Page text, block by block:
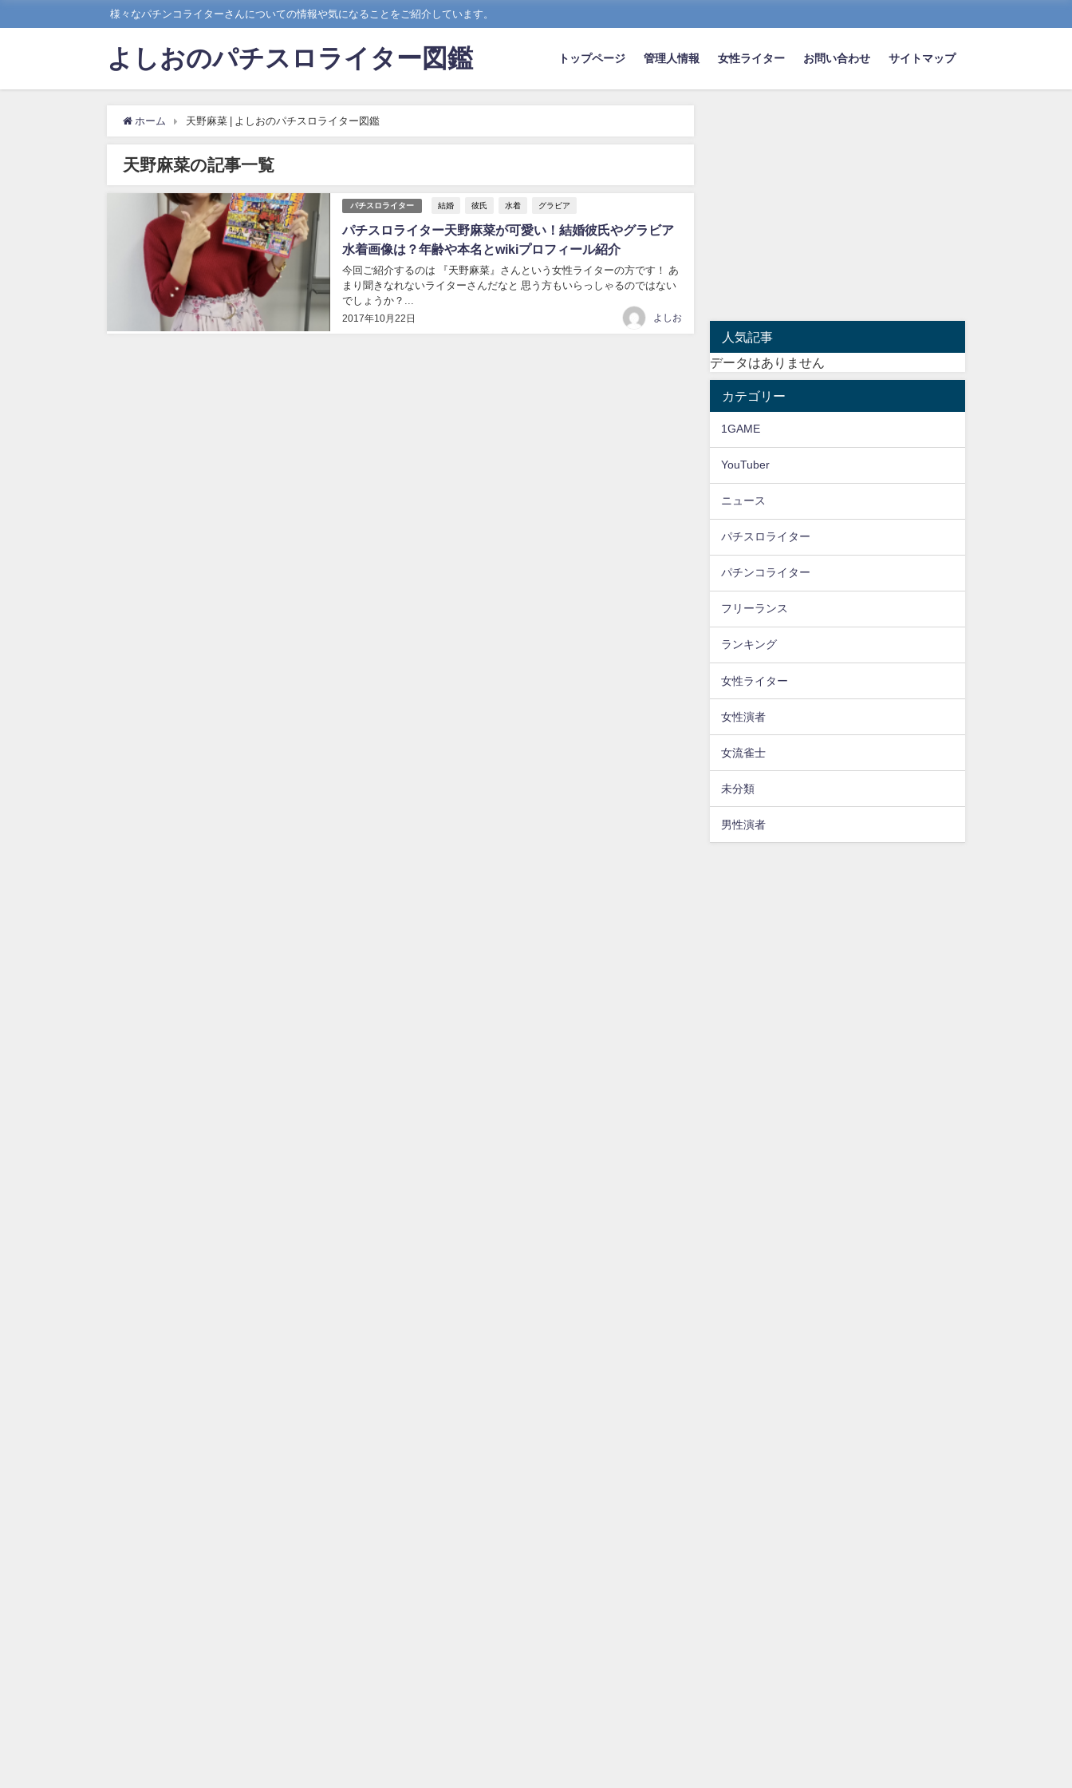
様々なパチンコライターさんについての情報や気になることをご紹介しています。
よしおのパチスロライター図鑑 トップページ 管理人情報 女性ライター お問い合わせ サイトマップ
ホーム 天野麻菜 | よしおのパチスロライター図鑑
天野麻菜の記事一覧
パチスロライター 結婚 彼氏 水着 グラビア
パチスロライター天野麻菜が可愛い！結婚彼氏やグラビア
水着画像は？年齢や本名とwikiプロフィール紹介
2017年10月22日
今回ご紹介するのは 『天野麻菜』さんという女性ライターの方です！ あ
まり聞きなれないライターさんだなと 思う方もいらっしゃるのではない
でしょうか？...
よしお
人気記事
データはありません
カテゴリー
1GAME
YouTuber
ニュース
パチスロライター
パチンコライター
フリーランス
ランキング
女性ライター
女性演者
女流雀士
未分類
男性演者